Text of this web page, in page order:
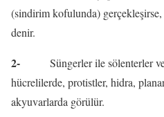
(sindirim kofulunda)
denir.
2-
Süngerler ile sölenterler
hücrelilerde, protistler, hidra,
akyuvarlarda görülür.